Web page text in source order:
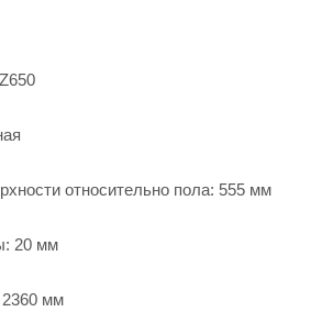
относительно пола: 555 мм
20 мм
мм